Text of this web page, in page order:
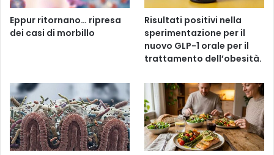
Eppur ritornano… ripresa
dei casi di morbillo
Risultati positivi nella
sperimentazione per il
nuovo GLP-1 orale per il
trattamento dell’obesità.